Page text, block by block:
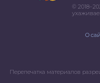
©
О
Перепечатка материалов